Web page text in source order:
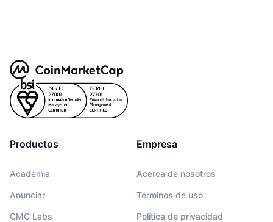
Productos
Academia
Anunciar
CMC Labs
Empresa
Acerca de nosotros
Términos de uso
Política de privacidad